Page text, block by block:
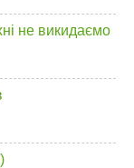
не викидаємо